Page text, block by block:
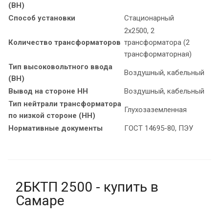
(ВН)
Способ установки Стационарный
Количество трансформаторов
2х2500, 2
трансформатора (2
трансформаторная)
Тип высоковольтного ввода
(ВН)
Воздушный, кабельный
Вывод на стороне НН
Воздушный, кабельный
Тип нейтрали трансформатора
по низкой стороне (НН)
Глухозаземленная
Нормативные документы ГОСТ 14695-80, ПЭУ
2БКТП 2500 - купить в
Самаре